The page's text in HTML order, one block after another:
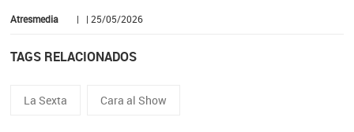
Atresmedia | | 25/05/2026
TAGS RELACIONADOS
La Sexta Cara al Show